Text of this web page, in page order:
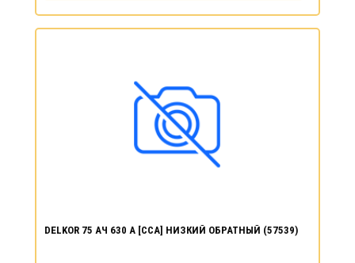
DELKOR 75 АЧ 630 А [CCA] НИЗКИЙ ОБРАТНЫЙ (57539)